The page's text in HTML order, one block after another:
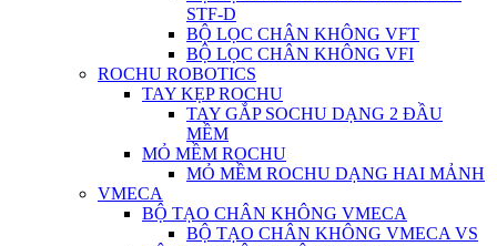
STF-D
BỘ LỌC CHÂN KHÔNG VFT
BỘ LỌC CHÂN KHÔNG VFI
ROCHU ROBOTICS
TAY KẸP ROCHU
TAY GẮP SOCHU DẠNG 2 ĐẦU
MỀM
MỎ MỀM ROCHU
MỎ MỀM ROCHU DẠNG HAI MẢNH
VMECA
BỘ TẠO CHÂN KHÔNG VMECA
BỘ TẠO CHÂN KHÔNG VMECA VS